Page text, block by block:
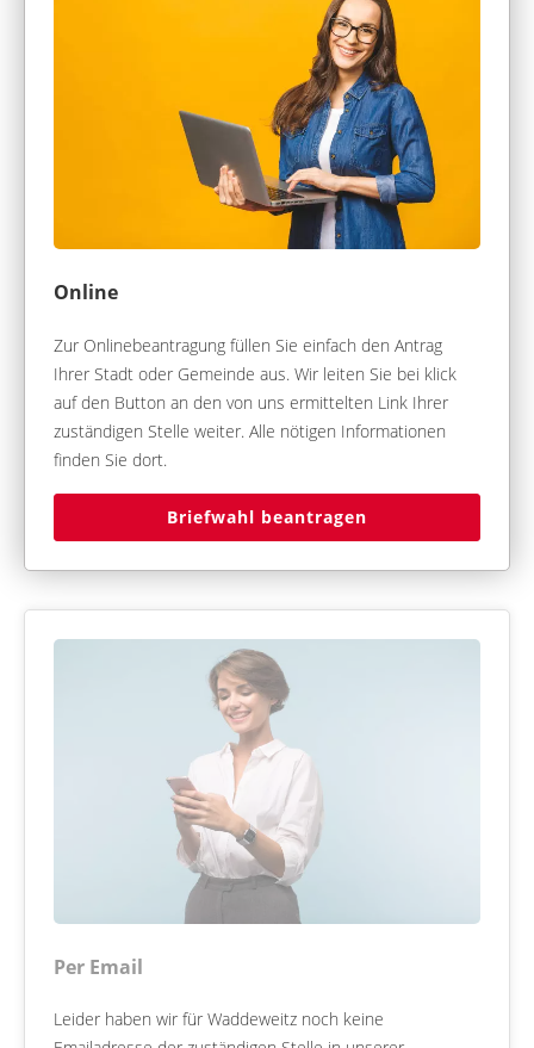
Online
Zur Onlinebeantragung füllen Sie einfach den Antrag
Ihrer Stadt oder Gemeinde aus. Wir leiten Sie bei klick
auf den Button an den von uns ermittelten Link Ihrer
zuständigen Stelle weiter. Alle nötigen Informationen
finden Sie dort.
Briefwahl beantragen
Per Email
Leider haben wir für Waddeweitz noch keine